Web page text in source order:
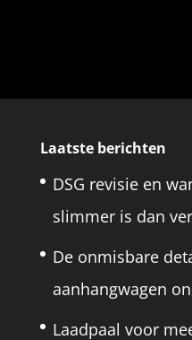
Laatste berichten
DSG revisie en
slimmer is dan
De onmisbare
aanhangwagen
Laadpaal voor